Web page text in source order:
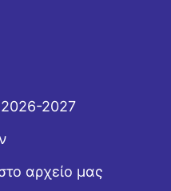
2026-2027
αρχείο μας